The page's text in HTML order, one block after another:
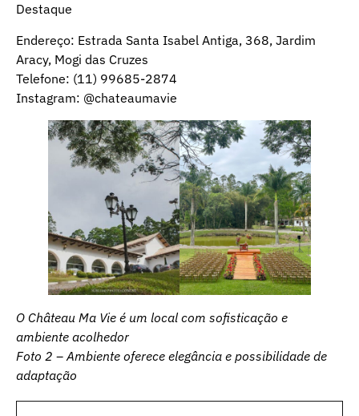
Destaque
Endereço: Estrada Santa Isabel Antiga, 368, Jardim
Aracy, Mogi das Cruzes
Telefone: (11) 99685-2874
Instagram: @chateaumavie
O Château Ma Vie é um local com sofisticação e
ambiente acolhedor
Foto 2 – Ambiente oferece elegância e possibilidade de
adaptação